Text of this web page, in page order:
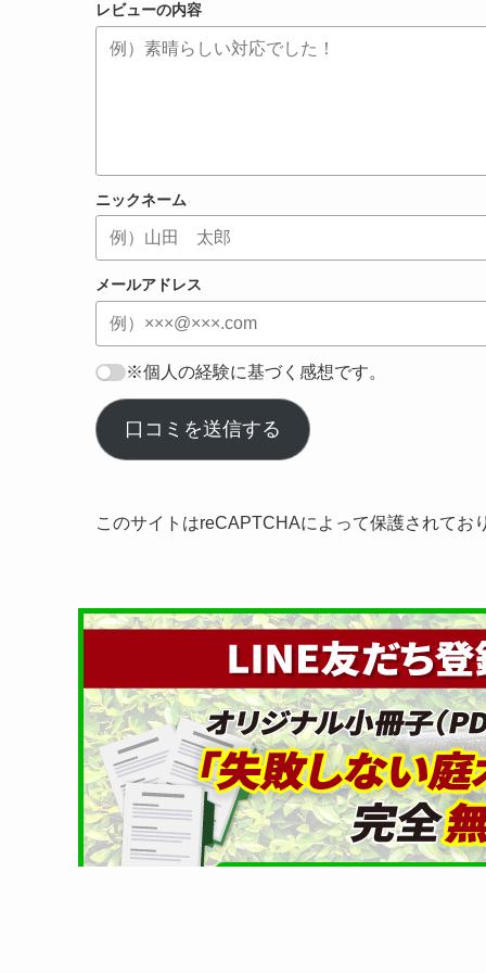
レビューの内容
ニックネーム
メールアドレス
※個人の経験に基づく感想です。
口コミを送信する
このサイトはreCAPTCHAによって保護されてお